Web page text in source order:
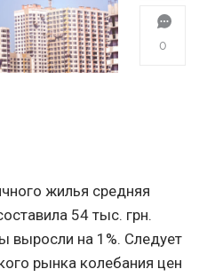
0
жилья средняя
54 тыс. грн.
выросли на 1%. Следует
рынка колебания цен